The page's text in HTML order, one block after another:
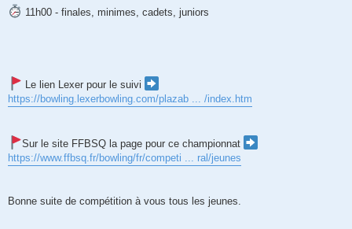
11h00 - finales, minimes, cadets, juniors
Le lien Lexer pour le suivi
https://bowling.lexerbowling.com/plazab ... /index.htm
Sur le site FFBSQ la page pour ce championnat
https://www.ffbsq.fr/bowling/fr/competi ... ral/jeunes
Bonne suite de compétition à vous tous les jeunes.